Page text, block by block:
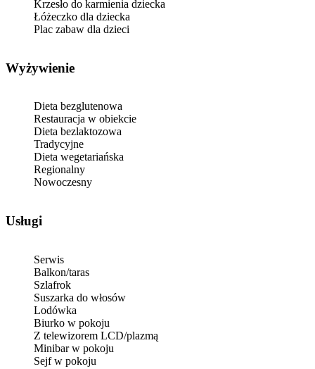
Krzesło do karmienia dziecka
Łóżeczko dla dziecka
Plac zabaw dla dzieci
Wyżywienie
Dieta bezglutenowa
Restauracja w obiekcie
Dieta bezlaktozowa
Tradycyjne
Dieta wegetariańska
Regionalny
Nowoczesny
Usługi
Serwis
Balkon/taras
Szlafrok
Suszarka do włosów
Lodówka
Biurko w pokoju
Z telewizorem LCD/plazmą
Minibar w pokoju
Sejf w pokoju